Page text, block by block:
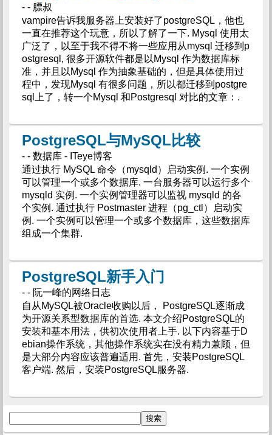
- - 膘叔
vampire告诉我服务器上安装好了postgreSQL，他也
一直在推荐这个玩意，所以了解了一下. Mysql 使用太
广泛了，以至于我不得不将一些应用从mysql 迁移到p
ostgresql, 很多开源软件都是以Mysql 作为数据库标
准，并且以Mysql 作为抽象基础的，但是具体使用过
程中，发现Mysql 有很多问题，所以都迁移到postgre
sql上了，转一个Mysql 和Postgresql 对比的文章：.
PostgreSQL与MySQL比较
- - 数据库 - ITeye博客
通过执行 MySQL 命令（mysqld）启动实例. 一个实例
可以管理一个或多个数据库. 一台服务器可以运行多个
mysqld 实例. 一个实例管理器可以监视 mysqld 的各
个实例. 通过执行 Postmaster 进程（pg_ctl）启动实
例. 一个实例可以管理一个或多个数据库，这些数据库
组成一个集群.
PostgreSQL新手入门
- - 阮一峰的网络日志
自从MySQL被Oracle收购以后， PostgreSQL逐渐成
为开源关系型数据库的首选. 本文介绍PostgreSQL的
安装和基本用法，供初次使用者上手. 以下内容基于D
ebian操作系统，其他操作系统实在没有精力兼顾，但
是大部分内容应该普遍适用. 首先，安装PostgreSQL
客户端. 然后，安装PostgreSQL服务器.